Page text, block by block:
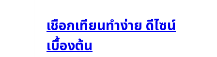
เชือกเทียนทำง่าย ดีไซน์
เบื้องต้น